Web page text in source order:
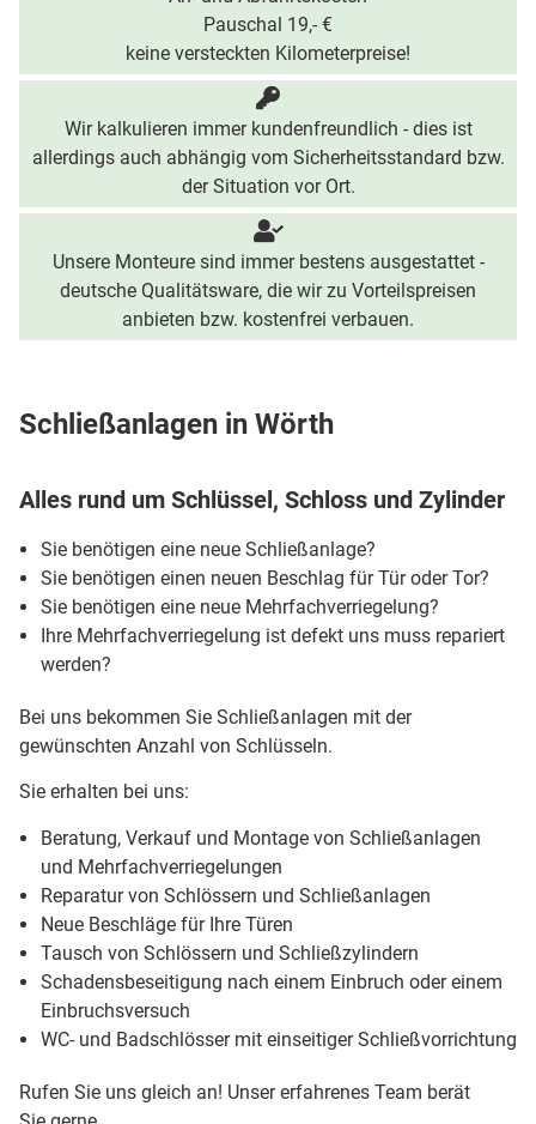
Pauschal 19,- €
keine versteckten Kilometerpreise!
Wir kalkulieren immer kundenfreundlich - dies ist
allerdings auch abhängig vom Sicherheitsstandard bzw.
der Situation vor Ort.
Unsere Monteure sind immer bestens ausgestattet -
deutsche Qualitätsware, die wir zu Vorteilspreisen
anbieten bzw. kostenfrei verbauen.
Schließanlagen in Wörth
Alles rund um Schlüssel, Schloss und Zylinder
Sie benötigen eine neue Schließanlage?
Sie benötigen einen neuen Beschlag für Tür oder Tor?
Sie benötigen eine neue Mehrfachverriegelung?
Ihre Mehrfachverriegelung ist defekt uns muss repariert
werden?
Bei uns bekommen Sie Schließanlagen mit der
gewünschten Anzahl von Schlüsseln.
Sie erhalten bei uns:
Beratung, Verkauf und Montage von Schließanlagen
und Mehrfachverriegelungen
Reparatur von Schlössern und Schließanlagen
Neue Beschläge für Ihre Türen
Tausch von Schlössern und Schließzylindern
Schadensbeseitigung nach einem Einbruch oder einem
Einbruchsversuch
WC- und Badschlösser mit einseitiger Schließvorrichtung
Rufen Sie uns gleich an! Unser erfahrenes Team berät